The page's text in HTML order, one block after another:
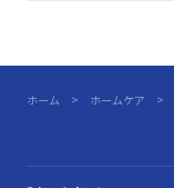
ホーム ホームケア